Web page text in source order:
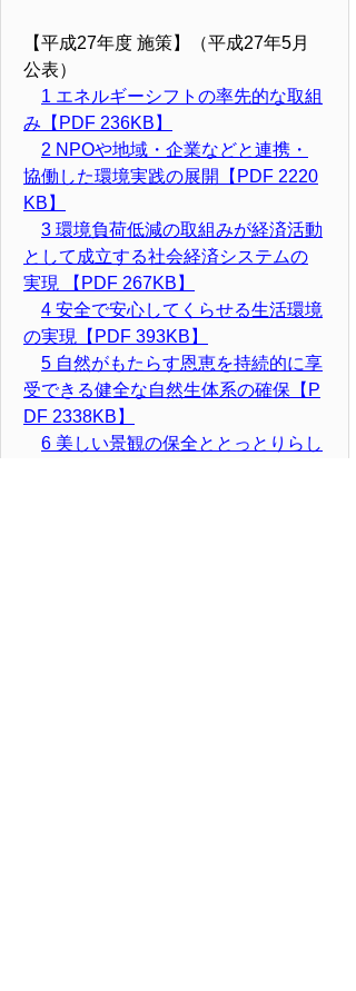
【平成27年度 施策】（平成27年5月
公表）
1 エネルギーシフトの率先的な取組
み【PDF 236KB】
2 NPOや地域・企業などと連携・
協働した環境実践の展開【PDF 2220
KB】
3 環境負荷低減の取組みが経済活動
として成立する社会経済システムの
実現 【PDF 267KB】
4 安全で安心してくらせる生活環境
の実現【PDF 393KB】
5 自然がもたらす恩恵を持続的に享
受できる健全な自然生体系の確保【P
DF 2338KB】
6 美しい景観の保全ととっとりらし